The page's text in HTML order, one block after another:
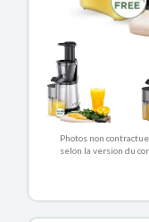
Photos non
selon la version du